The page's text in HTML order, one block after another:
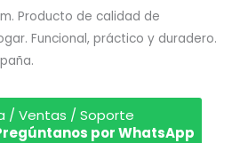
Producto de calidad de
Funcional, práctico y duradero.
/ Ventas / Soporte
por WhatsApp